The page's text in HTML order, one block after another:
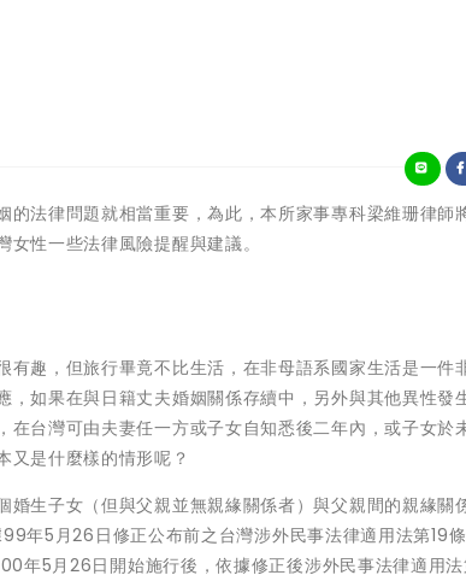
法律問題就相當重要，為此，本所家事專科梁維珊律師
性一些法律風險提醒與建議。
趣，但旅行畢竟不比生活，在非母語系國家生活是一件
如果在與日籍丈夫婚姻關係存續中，另外與其他異性發
台灣可由夫妻任一方或子女自知悉後二年內，或子女於
又是什麼樣的情形呢？
生子女（但與父親並無親緣關係者）與父親間的親緣關
年5月26日修正公布前之台灣涉外民事法律適用法第19
年5月26日開始施行後，依據修正後涉外民事法律適用